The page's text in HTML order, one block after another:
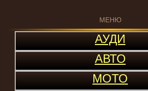
МЕНЮ
АУДИ
АВТО
МОТО